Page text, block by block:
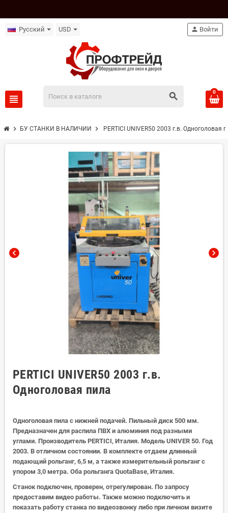
Русский USD
view_headline search
person Войти
0
chevron_right БУ СТАНКИ В НАЛИЧИИ chevron_right PERTICI UNIVER50 2003 г.в. Одноголовая
chevron_left chevron_right
PERTICI UNIVER50 2003 г.в.
Одноголовая пила
Одноголовая пила с нижней подачей. Пильный диск 500 мм.
Предназначен для распила ПВХ и алюминия под разными
углами. Производитель PERTICI, Италия. Модель UNIVER 50. Год
2003. В отличном состоянии. В комплекте отдаем длинный
подающий рольганг, 6,5 м, а также измерительный рольганг с
упором 3,0 метра. Оба рольганга QuotaBase, Италия.
Станок подключен, проверен, отрегулирован. По запросу
предоставим видео работы. Также можно подключить и
показать работу станка по видеозвонку либо при личном визите